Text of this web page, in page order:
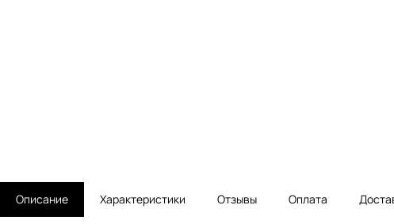
Описание Характеристики Отзывы Оплата